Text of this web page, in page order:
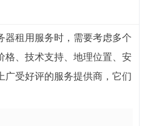
器租用服务时，需要考虑多个
格、技术支持、地理位置、安
广受好评的服务提供商，它们